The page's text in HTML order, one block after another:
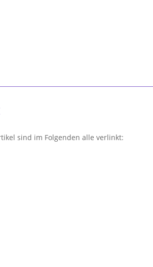
sind im Folgenden alle verlinkt: